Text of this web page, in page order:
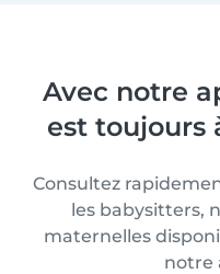
Avec notre
est toujours
Consultez
les babysitters,
maternelles
notre